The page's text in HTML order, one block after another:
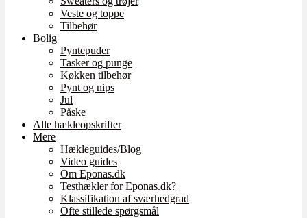
Veste og toppe
Tilbehør
Bolig
Pyntepuder
Tasker og punge
Køkken tilbehør
Pynt og nips
Jul
Påske
Alle hækleopskrifter
Mere
Hækleguides/Blog
Video guides
Om Eponas.dk
Testhækler for Eponas.dk?
Klassifikation af sværhedgrad
Ofte stillede spørgsmål